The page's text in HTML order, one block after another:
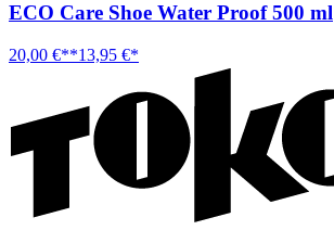
ECO Care Shoe Water Proof 500 ml
20,00 €**13,95 €*